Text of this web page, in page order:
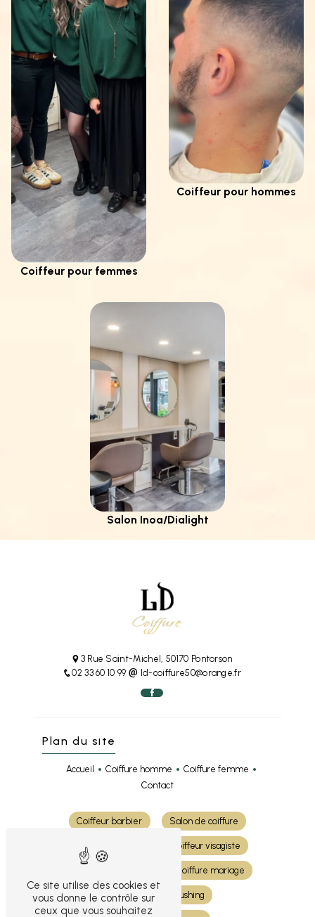
Coiffeur pour femmes
Coiffeur pour hommes
Salon Inoa/Dialight
3 Rue Saint-Michel, 50170 Pontorson
02 33 60 10 99
ld-coiffure50@orange.fr
Plan du site
Accueil Coiffure homme
Coiffure femme
Contact
Coiffeur barbier Salon de coiffure
Coiffure cheveux Coiffeur visagiste
Coiffure mariage
Shampoing et brushing
Ce site utilise des cookies et
vous donne le contrôle sur
ceux que vous souhaitez